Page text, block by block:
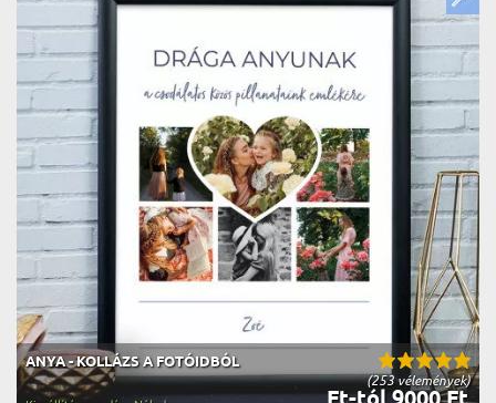
(253 vélemények)
ANYA - KOLLÁZS A FOTÓIDBÓL